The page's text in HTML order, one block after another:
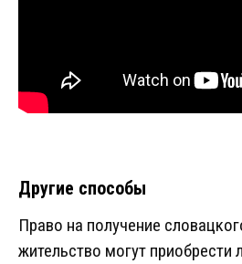
Другие способы
Право на получение
жительство могут